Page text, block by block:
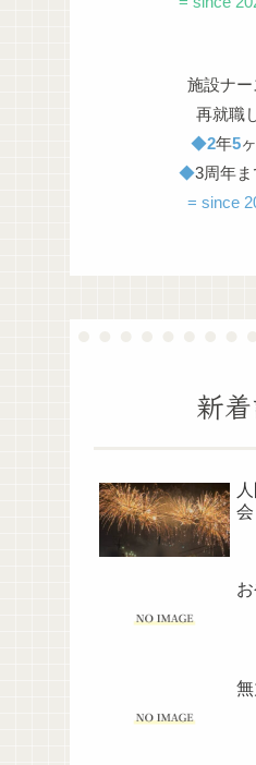
施設ナー
再就職
◆2年5
◆3周年ま
= since
新
会